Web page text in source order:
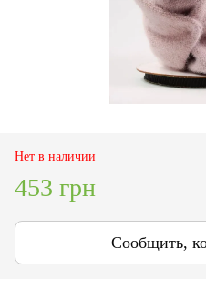
Нет в наличии
453 грн
Сообщить,